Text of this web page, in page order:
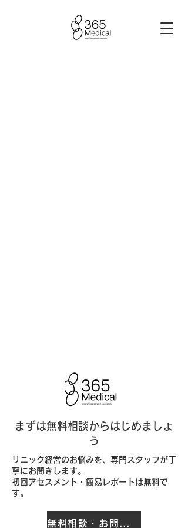
まずは無料相談からはじめましょ
う
リニック経営のお悩みを、専門スタッフが丁
寧にお聞きします。
初回アセスメント・簡易レポートは無料で
す。
無料相談・お問い合わせ